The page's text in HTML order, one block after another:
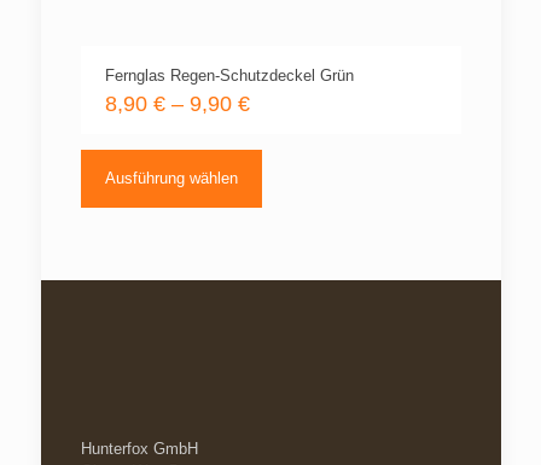
Die
Fernglas Regen-Schutzdeckel Grün
8,90 €– 9,90 €
Ausführung wählen
Die
Hunterfox GmbH